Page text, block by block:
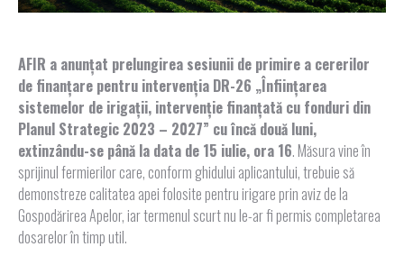
AFIR a anunțat prelungirea sesiunii de primire a cererilor
de finanțare pentru intervenția DR-26 „Înfiinţarea
sistemelor de irigaţii, intervenţie finanţată cu fonduri din
Planul Strategic 2023 – 2027” cu încă două luni,
extinzându-se până la data de 15 iulie, ora 16. Măsura vine în
sprijinul fermierilor care, conform ghidului aplicantului, trebuie să
demonstreze calitatea apei folosite pentru irigare prin aviz de la
Gospodărirea Apelor, iar termenul scurt nu le-ar fi permis completarea
dosarelor în timp util.